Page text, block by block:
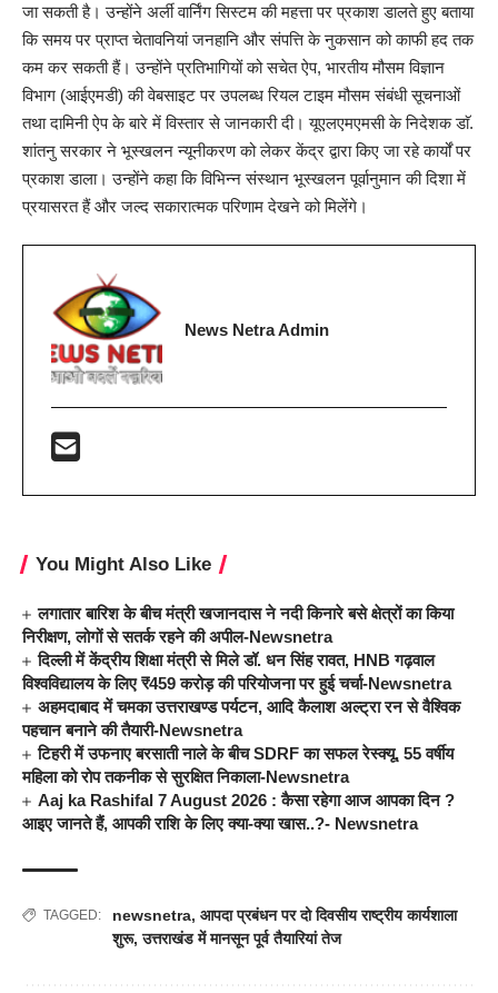
जा सकती है। उन्होंने अर्ली वार्निंग सिस्टम की महत्ता पर प्रकाश डालते हुए बताया
कि समय पर प्राप्त चेतावनियां जनहानि और संपत्ति के नुकसान को काफी हद तक
कम कर सकती हैं। उन्होंने प्रतिभागियों को सचेत ऐप, भारतीय मौसम विज्ञान
विभाग (आईएमडी) की वेबसाइट पर उपलब्ध रियल टाइम मौसम संबंधी सूचनाओं
तथा दामिनी ऐप के बारे में विस्तार से जानकारी दी। यूएलएमएमसी के निदेशक डाॅ.
शांतनु सरकार ने भूस्खलन न्यूनीकरण को लेकर केंद्र द्वारा किए जा रहे कार्यों पर
प्रकाश डाला। उन्होंने कहा कि विभिन्न संस्थान भूस्खलन पूर्वानुमान की दिशा में
प्रयासरत हैं और जल्द सकारात्मक परिणाम देखने को मिलेंगे।
News Netra Admin
You Might Also Like
लगातार बारिश के बीच मंत्री खजानदास ने नदी किनारे बसे क्षेत्रों का किया
निरीक्षण, लोगों से सतर्क रहने की अपील-Newsnetra
दिल्ली में केंद्रीय शिक्षा मंत्री से मिले डॉ. धन सिंह रावत, HNB गढ़वाल
विश्वविद्यालय के लिए ₹459 करोड़ की परियोजना पर हुई चर्चा-Newsnetra
अहमदाबाद में चमका उत्तराखण्ड पर्यटन, आदि कैलाश अल्ट्रा रन से वैश्विक
पहचान बनाने की तैयारी-Newsnetra
टिहरी में उफनाए बरसाती नाले के बीच SDRF का सफल रेस्क्यू, 55 वर्षीय
महिला को रोप तकनीक से सुरक्षित निकाला-Newsnetra
Aaj ka Rashifal 7 August 2026 : कैसा रहेगा आज आपका दिन ?
आइए जानते हैं, आपकी राशि के लिए क्या-क्या खास..?- Newsnetra
TAGGED: newsnetra, आपदा प्रबंधन पर दो दिवसीय राष्ट्रीय कार्यशाला
शुरू,उत्तराखंड में मानसून पूर्व तैयारियां तेज